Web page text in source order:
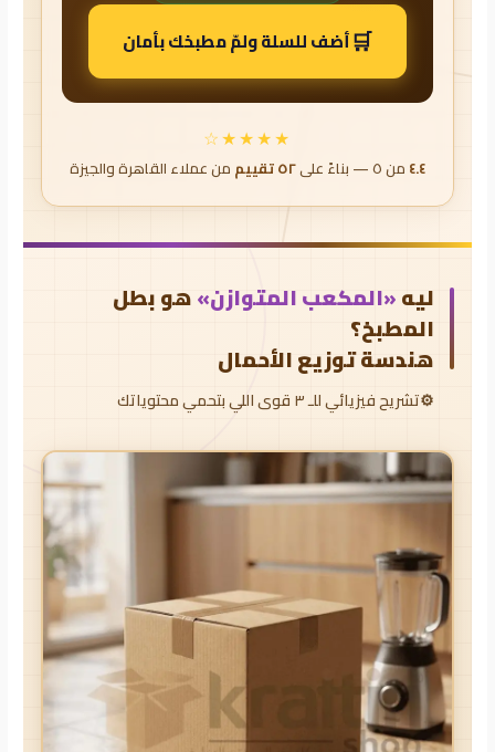
🛒أضف للسلة ولمّ مطبخك بأمان
★★★★☆
٤.٤ من ٥ — بناءً على ٥٢ تقييم من عملاء القاهرة والجيزة
ليه«المكعب المتوازن»هو بطل
المطبخ؟
هندسة توزيع الأحمال
تشريح فيزيائي للـ ٣ قوى اللي بتحمي محتوياتك